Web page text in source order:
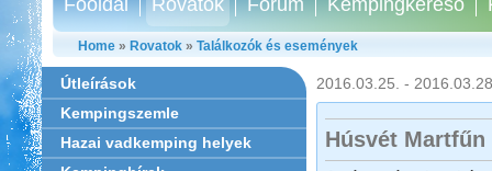
Főoldal Rovatok Fórum Kempingkereső
Home » Rovatok » Találkozók és események
Útleírások
Kempingszemle
Hazai vadkemping helyek
2016.03.25. -
Húsvét Martfűn